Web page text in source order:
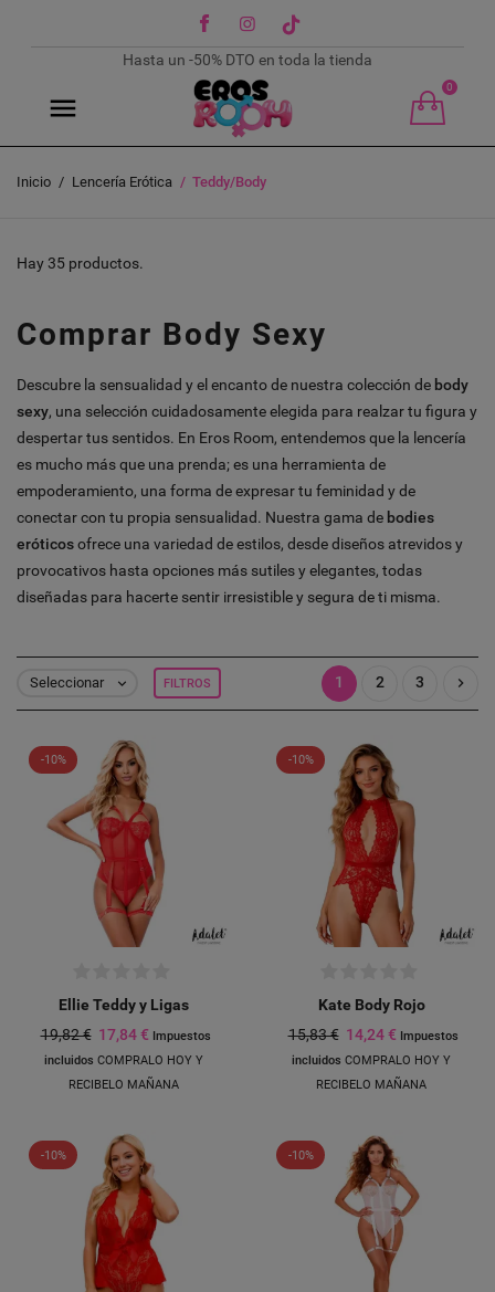
FacebookInstagram
TikTok
Hasta un -50% DTO en toda la tienda
0
Inicio Lencería Erótica Teddy/Body
Hay 35 productos.
Comprar Body Sexy
Descubre la sensualidad y el encanto de nuestra colección de body
sexy, una selección cuidadosamente elegida para realzar tu figura y
despertar tus sentidos. En Eros Room, entendemos que la lencería
es mucho más que una prenda; es una herramienta de
empoderamiento, una forma de expresar tu feminidad y de
conectar con tu propia sensualidad. Nuestra gama de bodies
eróticosofrece una variedad de estilos, desde diseños atrevidos y
provocativos hasta opciones más sutiles y elegantes, todas
diseñadas para hacerte sentir irresistible y segura de ti misma.
Seleccionar  FILTROS 1 2 3 
-10%
Ellie Teddy y Ligas
19,82 € 17,84 € Impuestos
incluidos COMPRALO HOY Y
RECIBELO MAÑANA
-10%
Kate Body Rojo
15,83 € 14,24 € Impuestos
incluidos COMPRALO HOY Y
RECIBELO MAÑANA
-10% -10%